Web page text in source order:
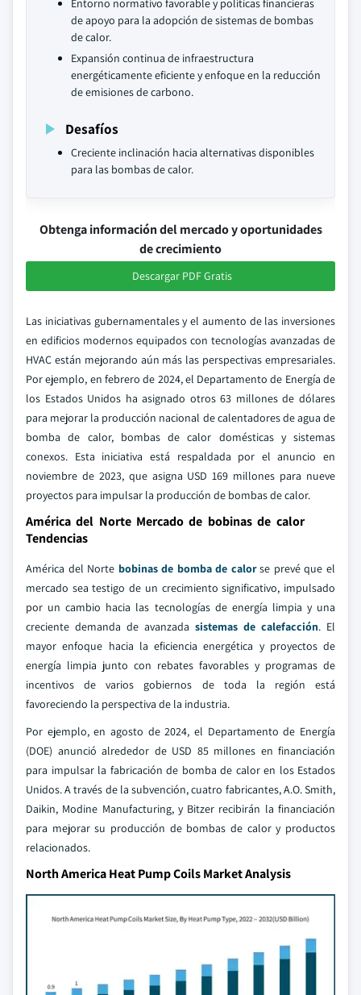
Entorno normativo favorable y políticas financieras
de apoyo para la adopción de sistemas de bombas
de calor.
Expansión continua de infraestructura
energéticamente eficiente y enfoque en la reducción
de emisiones de carbono.
Desafíos
Creciente inclinación hacia alternativas disponibles
para las bombas de calor.
Obtenga información del mercado y oportunidades
de crecimiento
Descargar PDF Gratis
Las iniciativas gubernamentales y el aumento de las inversiones
en edificios modernos equipados con tecnologías avanzadas de
HVAC están mejorando aún más las perspectivas empresariales.
Por ejemplo, en febrero de 2024, el Departamento de Energía de
los Estados Unidos ha asignado otros 63 millones de dólares
para mejorar la producción nacional de calentadores de agua de
bomba de calor, bombas de calor domésticas y sistemas
conexos. Esta iniciativa está respaldada por el anuncio en
noviembre de 2023, que asigna USD 169 millones para nueve
proyectos para impulsar la producción de bombas de calor.
América del Norte Mercado de bobinas de calor
Tendencias
América del Norte bobinas de bomba de calorse prevé que el
mercado sea testigo de un crecimiento significativo, impulsado
por un cambio hacia las tecnologías de energía limpia y una
creciente demanda de avanzada sistemas de calefacción. El
mayor enfoque hacia la eficiencia energética y proyectos de
energía limpia junto con rebates favorables y programas de
incentivos de varios gobiernos de toda la región está
favoreciendo la perspectiva de la industria.
Por ejemplo, en agosto de 2024, el Departamento de Energía
(DOE) anunció alrededor de USD 85 millones en financiación
para impulsar la fabricación de bomba de calor en los Estados
Unidos. A través de la subvención, cuatro fabricantes, A.O. Smith,
Daikin, Modine Manufacturing, y Bitzer recibirán la financiación
para mejorar su producción de bombas de calor y productos
relacionados.
North America Heat Pump Coils Market Analysis